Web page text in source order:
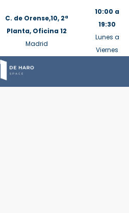
C. de Orense,10, 2ª
Planta, Oficina 12
Madrid
10:00 a
19:30
Lunes a
Viernes